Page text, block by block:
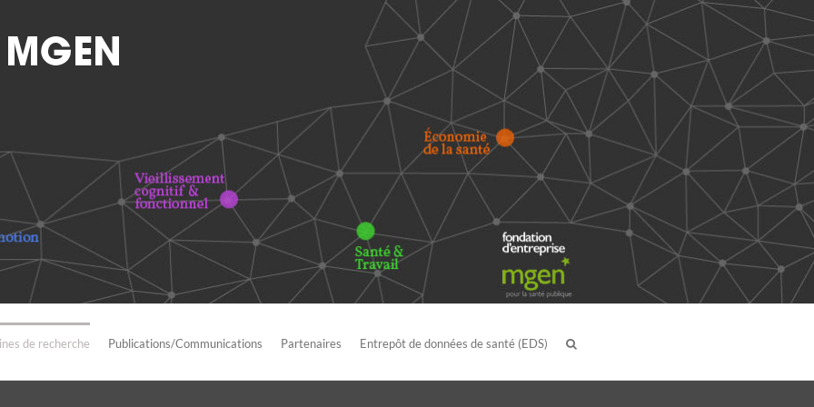
de recherche Publications/Communications Partenaires Entrepôt de données de santé (EDS)